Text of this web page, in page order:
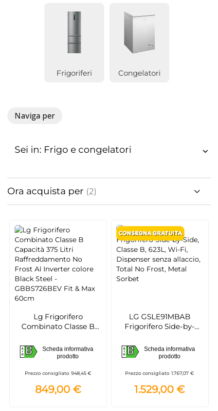
Frigoriferi Congelatori
Lg Frigorifero
Combinato Classe B
Raffreddamento No
Frost AI Inverter colore
GBBS726BEV Fit & Max
60cm
A
G B
Scheda informativa
prodotto
Prezzo consigliato 948,45 €
849,00 €
LG GSLE91MBAB
Frigorifero Side-by-
Fi, Dispenser senza
allaccio, Total No Frost,
A
G B
Scheda informativa
prodotto
Prezzo consigliato 1.767,07 €
1.529,00 €
Sei in: Frigo e congelatori
Naviga per
Ora acquista per